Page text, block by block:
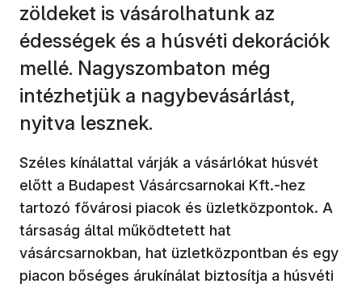
zöldeket is vásárolhatunk az
édességek és a húsvéti dekorációk
mellé. Nagyszombaton még
intézhetjük a nagybevásárlást,
nyitva lesznek.
Széles kínálattal várják a vásárlókat húsvét
előtt a Budapest Vásárcsarnokai Kft.-hez
tartozó fővárosi piacok és üzletközpontok. A
társaság által működtetett hat
vásárcsarnokban, hat üzletközpontban és egy
piacon bőséges árukínálat biztosítja a húsvéti